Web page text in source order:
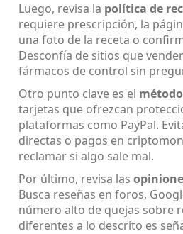
Luego, revisa la política de
requiere prescripción, la
una foto de la receta o
Desconfía de sitios que
fármacos de control sin
Otro punto clave es el
tarjetas que ofrezcan
plataformas como PayPal.
directas o pagos en
reclamar si algo sale mal.
Por último, revisa las
Busca reseñas en foros,
número alto de quejas sobre
diferentes a lo descrito es